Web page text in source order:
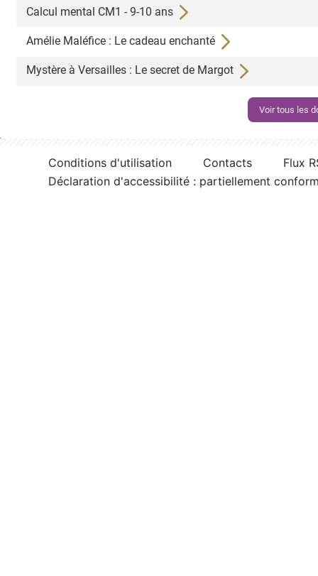
Calcul mental CM1 - 9-10 ans
Amélie Maléfice : Le cadeau enchanté
Mystère à Versailles : Le secret de Margot
Voir tous les
Conditions d'utilisation Contacts
Flux
Déclaration d'accessibilité : partiellement